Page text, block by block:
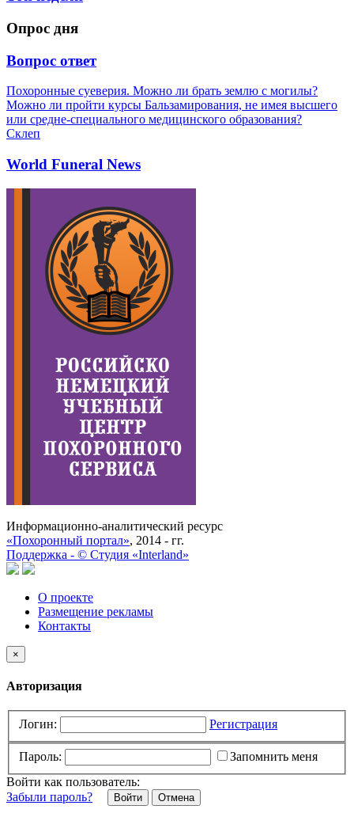
Опрос дня
Вопрос ответ
Похоронные суеверия. Можно ли брать землю с могилы?
Можно ли пройти курсы Бальзамирования, не имея высшего
или средне-специального медицинского образования?
Склеп
World Funeral News
Информационно-аналитический ресурс
«Похоронный портал», 2014 - гг.
Поддержка - © Cтудия «Interland»
О проекте
Размещение рекламы
Контакты
×
Авторизация
Логин: Регистрация
Пароль:
Запомнить меня
Войти как пользователь:
Забыли пароль?
Отмена